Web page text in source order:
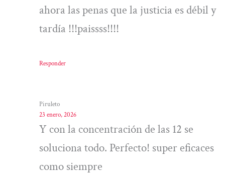
ahora las penas que la justicia es débil y
tardía !!!paissss!!!!
Responder
Piruleto
23 enero, 2026
Y con la concentración de las 12 se
soluciona todo. Perfecto! super eficaces
como siempre